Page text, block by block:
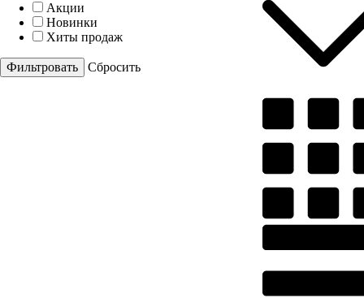
Акции
Новинки
Хиты продаж
Cбросить